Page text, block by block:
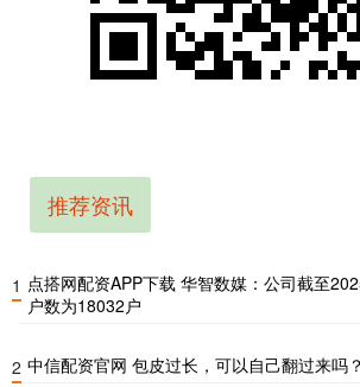
推荐资讯
1 点搭网配资APP下载 华智数媒：公司截至
户数为18032户
2 中信配资官网 包皮过长，可以自己翻过来吗